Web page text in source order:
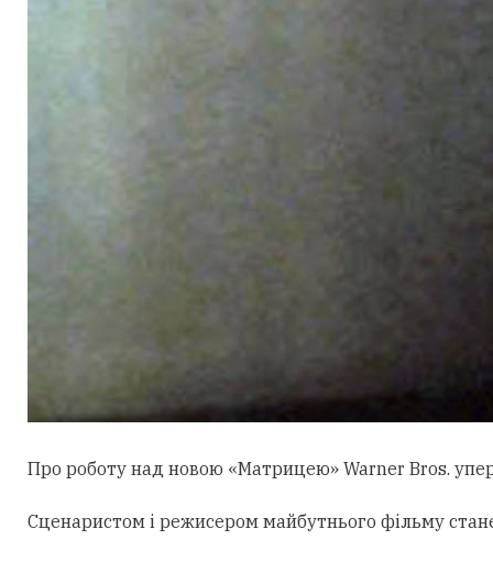
Про роботу над новою «Матрицею» Warner Bros.
Сценаристом і режисером майбутнього фільму